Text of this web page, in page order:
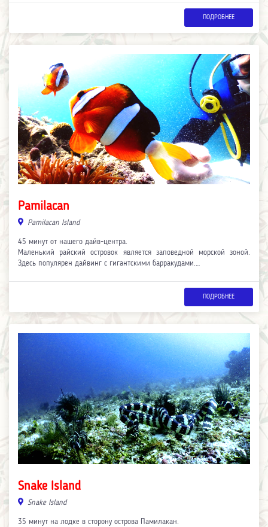
ПОДРОБНЕЕ
Pamilacan
Pamilacan Island
45 минут от нашего дайв-центра.
Маленький райский островок является заповедной морской зоной.
Здесь популярен дайвинг с гигантскими барракудами.…
ПОДРОБНЕЕ
Snake Island
Snake Island
35 минут на лодке в сторону острова Памилакан.